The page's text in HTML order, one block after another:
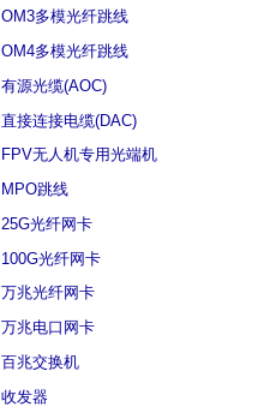
OM3多模光纤跳线
OM4多模光纤跳线
有源光缆(AOC)
直接连接电缆(DAC)
FPV无人机专用光端机
MPO跳线
25G光纤网卡
100G光纤网卡
万兆光纤网卡
万兆电口网卡
百兆交换机
收发器